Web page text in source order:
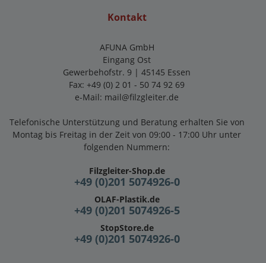
Kontakt
AFUNA GmbH
Eingang Ost
Gewerbehofstr. 9 | 45145 Essen
Fax: +49 (0) 2 01 - 50 74 92 69
e-Mail: mail@filzgleiter.de
Telefonische Unterstützung und Beratung erhalten Sie von
Montag bis Freitag in der Zeit von 09:00 - 17:00 Uhr unter
folgenden Nummern:
Filzgleiter-Shop.de
+49 (0)201 5074926-0
OLAF-Plastik.de
+49 (0)201 5074926-5
StopStore.de
+49 (0)201 5074926-0